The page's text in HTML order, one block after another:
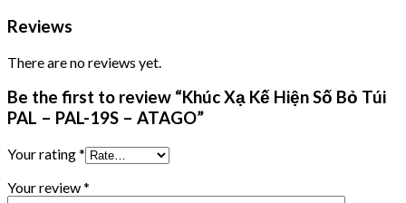
Reviews
There are no reviews yet.
Be the first to review “Khúc Xạ Kế Hiện Số Bỏ Túi
PAL – PAL-19S – ATAGO”
Your rating*
Your review*